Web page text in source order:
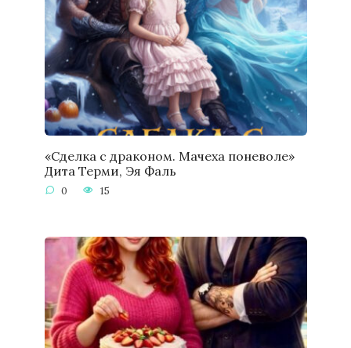
«Сделка с драконом. Мачеха поневоле»
Дита Терми, Эя Фаль
0 15